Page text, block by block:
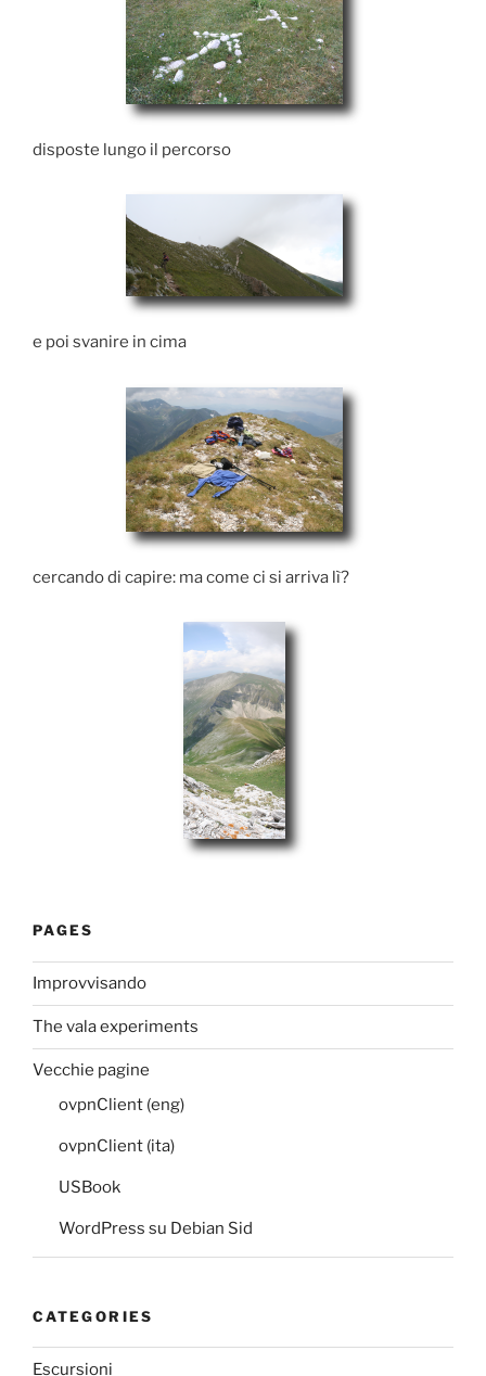
disposte lungo il percorso
e poi svanire in cima
cercando di capire: ma come ci si arriva lì?
PAGES
Improvvisando
The vala experiments
Vecchie pagine
ovpnClient (eng)
ovpnClient (ita)
USBook
WordPress su Debian Sid
CATEGORIES
Escursioni